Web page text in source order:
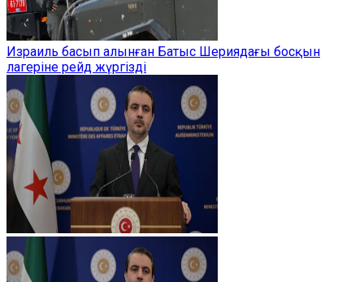
Израиль басып алынған Батыс Шериядағы босқын
лагеріне рейд жүргізді